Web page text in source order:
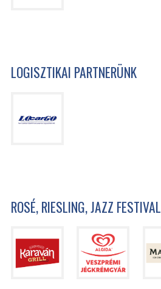
LOGISZTIKAI PARTNERÜNK
ROSÉ, RIESLING, JAZZ FESTIVAL